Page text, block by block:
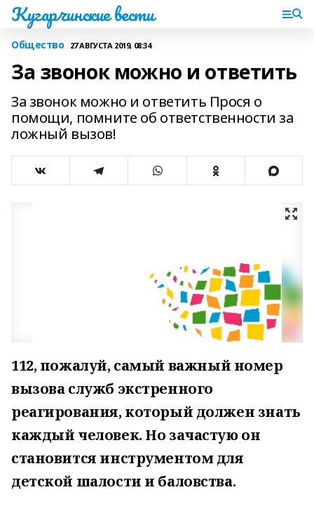
Кугарчинские вести
Общество 27 АВГУСТА 2019, 08:34
За звонок можно и ответить
За звонок можно и ответить Прося о
помощи, помните об ответственности за
ложный вызов!
112, пожалуй, самый важный номер
вызова служб экстренного
реагирования, который должен знать
каждый человек. Но зачастую он
становится инструментом для
детской шалости и баловства.